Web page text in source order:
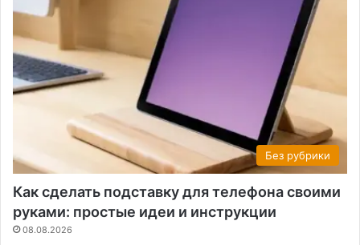
Без рубрики
Как сделать подставку для телефона своими
руками: простые идеи и инструкции
08.08.2026